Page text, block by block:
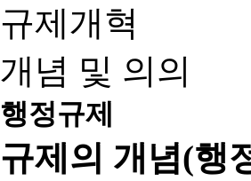
규제개혁
개념 및 의의
행정규제
규제의 개념(행